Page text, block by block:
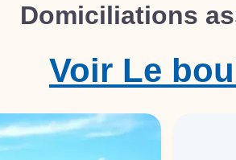
Domiciliations
Le
Voir